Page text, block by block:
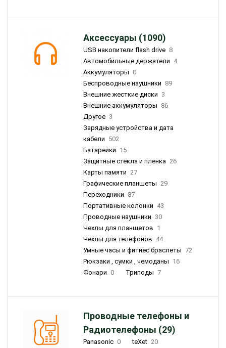
Аксессуары (1090)
USB накопители flash drive 8
Автомобильные держатели 4
Аккумуляторы 0
Беспроводные наушники 89
Внешние жесткие диски 3
Внешние аккумуляторы 86
Другое 3
Зарядные устройства и дата
кабели 502
Батарейки 15
Защитные стекла и пленка 26
Карты памяти 27
Графические планшеты 29
Переходники 87
Портативные колонки 43
Проводные наушники 30
Чехлы для планшетов 1
Чехлы для телефонов 44
Умные часы и фитнес браслеты 72
Рюкзаки , сумки , чемоданы 16
Фонари 0 Триподы 7
Проводные телефоны и
Радиотелефоны (29)
Panasonic 0 teXet 20